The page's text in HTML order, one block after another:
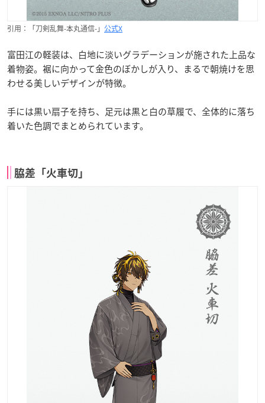
引用：「刀剣乱舞-本丸通信-」 公式X
富田江の軽装は、白地に淡いグラデーションが施された上品な
着物姿。裾に向かって金色のぼかしが入り、まるで朝焼けを思
わせる美しいデザインが特徴。
手には黒い扇子を持ち、足元は黒と白の草履で、全体的に落ち
着いた色調でまとめられています。
脇差「火車切」